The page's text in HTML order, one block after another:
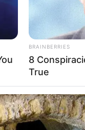
BRAINBERRIES
8
True